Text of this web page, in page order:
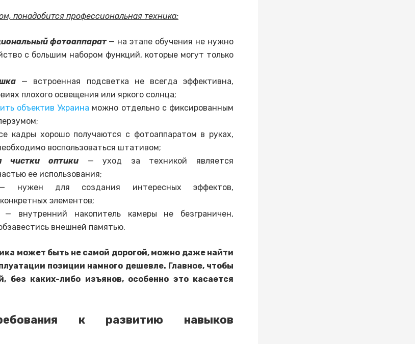
понадобится профессиональная техника:
фотоаппарат — на этапе обучения не нужно
с большим набором функций, которые могут только
— встроенная подсветка не всегда эффективна,
плохого освещения или яркого солнца;
объектив Украина можно отдельно с фиксированным
кадры хорошо получаются с фотоаппаратом в руках,
воспользоваться штативом;
чистки оптики— уход за техникой является
ее использования;
для создания интересных эффектов,
элементов;
внутренний накопитель камеры не безграничен,
внешней памятью.
может быть не самой дорогой, можно даже найти
позиции намного дешевле. Главное, чтобы
без каких-либо изъянов, особенно это касается
к развитию навыков